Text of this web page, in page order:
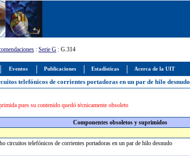
Eventos Publicaciones Estadísticas Acerca de la UIT
: Serie G : G.314
telefónicos de corrientes portadoras en un par de hilo desnudo
pues su contenido quedó técnicamente obsoleto
Componentes obsoletos y suprimidos
circuitos telefónicos de corrientes portadoras en un par de hilo desnudo